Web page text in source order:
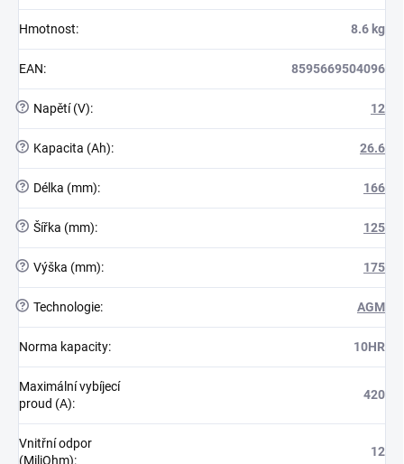
Hmotnost: 8.6 kg
EAN: 8595669504096
? Napětí (V): 12
? Kapacita (Ah): 26.6
? Délka (mm): 166
? Šířka (mm): 125
? Výška (mm): 175
? Technologie: AGM
Norma kapacity: 10HR
Maximální vybíjecí
proud (A):
420
Vnitřní odpor
(MiliOhm):
12